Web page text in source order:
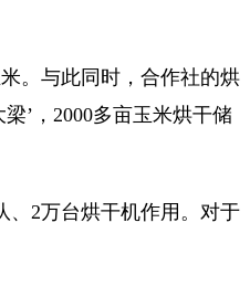
。与此同时，合作社的烘
’，2000多亩玉米烘干储
2万台烘干机作用。对于